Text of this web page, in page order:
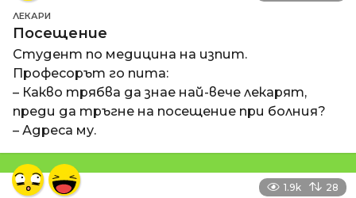
ЛЕКАРИ
Посещение
Студент по медицина на изпит.
Професорът го пита:
– Какво трябва да знае най-вече лекарят,
преди да тръгне на посещение при болния?
– Адреса му.
1.9k 28